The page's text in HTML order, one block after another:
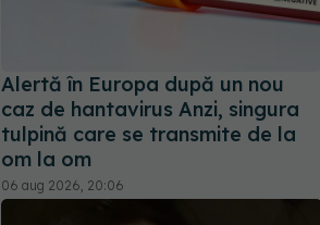
Alertă în Europa după un nou
caz de hantavirus Anzi, singura
tulpină care se transmite de la
om la om
06 aug 2026, 20:06